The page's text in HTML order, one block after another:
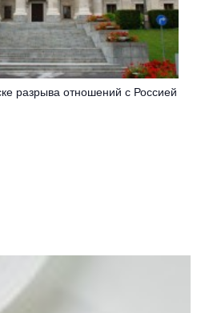
разрыва отношений с Россией